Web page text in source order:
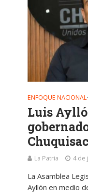
ENFOQUE NACIONAL•
Luis
La Patria 4 de
La Asamblea
Ayllón en medio